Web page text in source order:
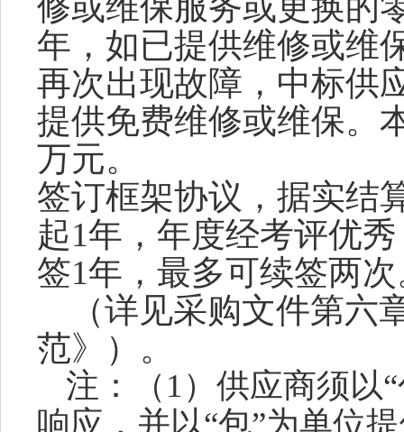
年，如已提供维修或维
再次出现故障，中标供
提供免费维修或维保。
万元。
签订框架协议，据实结
起1年，年度经考评优秀
签1年，最多可续签两次
（详见采购文件第六
范》）。
注：（ 1） 供应商须以
响应 ，并以“包”为单位